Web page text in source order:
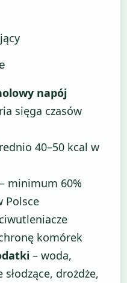
napój
sięga czasów
40–50 kcal w
– minimum 60%
Polsce
komórek
– woda,
drożdże,